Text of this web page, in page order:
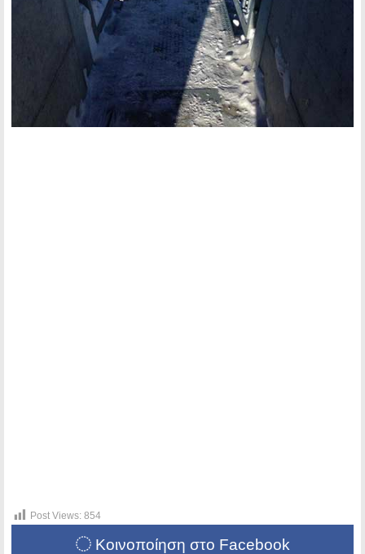
Post Views: 854
Κοινοποίηση στο Facebook